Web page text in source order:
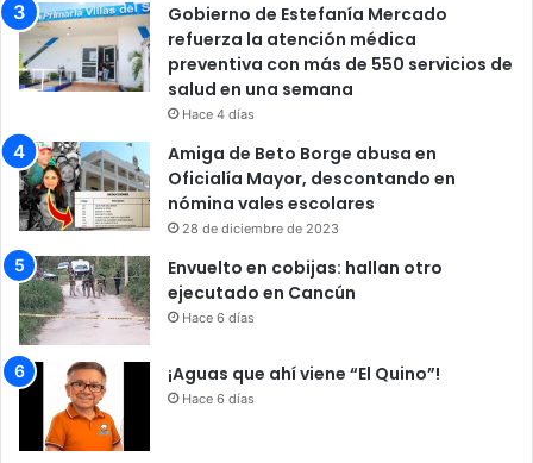
Gobierno de Estefanía Mercado
refuerza la atención médica
preventiva con más de 550 servicios de
salud en una semana
Hace 4 días
Amiga de Beto Borge abusa en
Oficialía Mayor, descontando en
nómina vales escolares
28 de diciembre de 2023
Envuelto en cobijas: hallan otro
ejecutado en Cancún
Hace 6 días
¡Aguas que ahí viene “El Quino”!
Hace 6 días